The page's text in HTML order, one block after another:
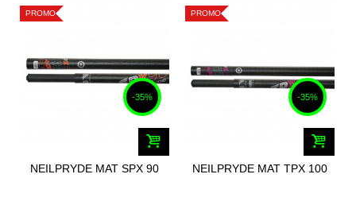
PROMO
-35%
NEILPRYDE MAT SPX 90
PROMO
-35%
NEILPRYDE MAT TPX 100